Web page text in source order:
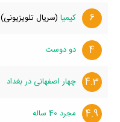
6 کیمیا (سریال تلویزیونی)
4 دو دوست
4.3 چهار اصفهانی در بغداد
4.9 مجرد 40 ساله